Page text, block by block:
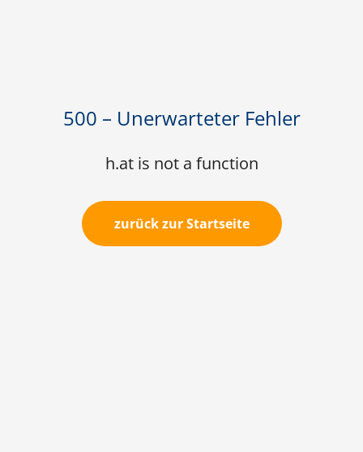
500 – Unerwarteter Fehler
h.at is not a function
zurück zur Startseite